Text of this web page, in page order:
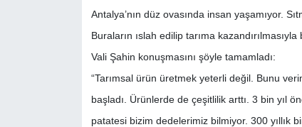
Antalya’nın düz ovasında insan yaşamıyor.
Buraların ıslah edilip tarıma
Vali Şahin konuşmasını şöyle tamamladı:
“Tarımsal ürün üretmek yeterli değil. Bunu
başladı. Ürünlerde de çeşitlilik arttı. 3 bin yıl
patatesi bizim dedelerimiz bilmiyor. 300 yıllık